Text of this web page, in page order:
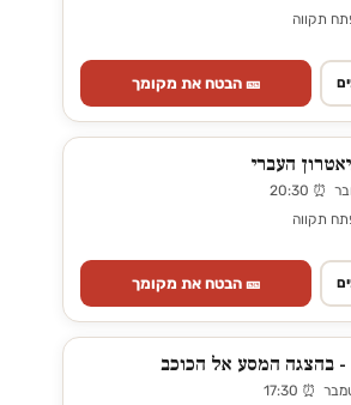
תקווה
🎫 הבטח את מקומך
תקווה
🎫 הבטח את מקומך
- בהצגה המסע אל הכוכב